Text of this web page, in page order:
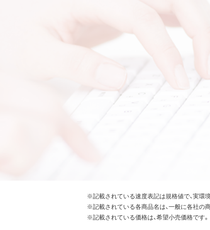
※記載されている速度表記は規格値で、実環
※記載されている各商品名は、一般に各社の
※記載されている価格は、希望小売価格です。